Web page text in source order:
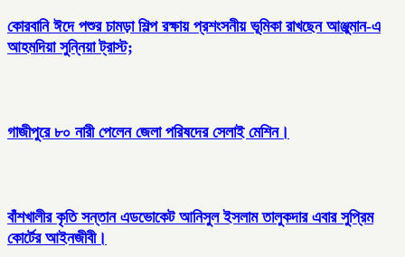
কোরবানি ঈদে পশুর চামড়া শিল্প রক্ষায় প্রশংসনীয় ভূমিকা রাখছেন আঞ্জুমান-এ
আহমদিয়া সুন্নিয়া ট্রাস্ট;
গাজীপুরে ৮০ নারী পেলেন জেলা পরিষদের সেলাই মেশিন।
বাঁশখালীর কৃতি সন্তান এডভোকেট আনিসুল ইসলাম তালুকদার এবার সুপ্রিম
কোর্টের আইনজীবী।